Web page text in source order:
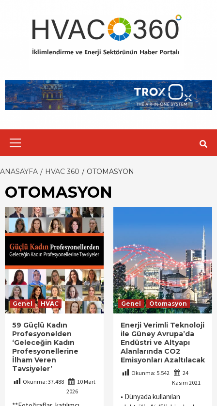
ANASAYFA HVAC 360 OTOMASYON
OTOMASYON
Genel HVAC
59 Güçlü Kadın
Profesyonelden
‘Geleceğin Kadın
Profesyonellerine
İlham Veren
Tavsiyeler’
Okunma: 37.488
10 Mart
2026
Genel Otomasyon
Enerji Verimli Teknoloji
ile Güney Avrupa’da
Endüstri ve Altyapı
Alanlarında CO2
Emisyonları Azaltılacak
Okunma: 5.542
24
Kasım 2021
• Dünyada kullanılan